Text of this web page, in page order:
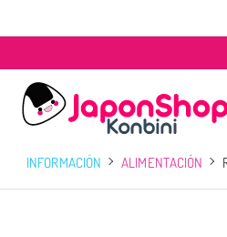
INFORMACIÓN ALIMENTACIÓN